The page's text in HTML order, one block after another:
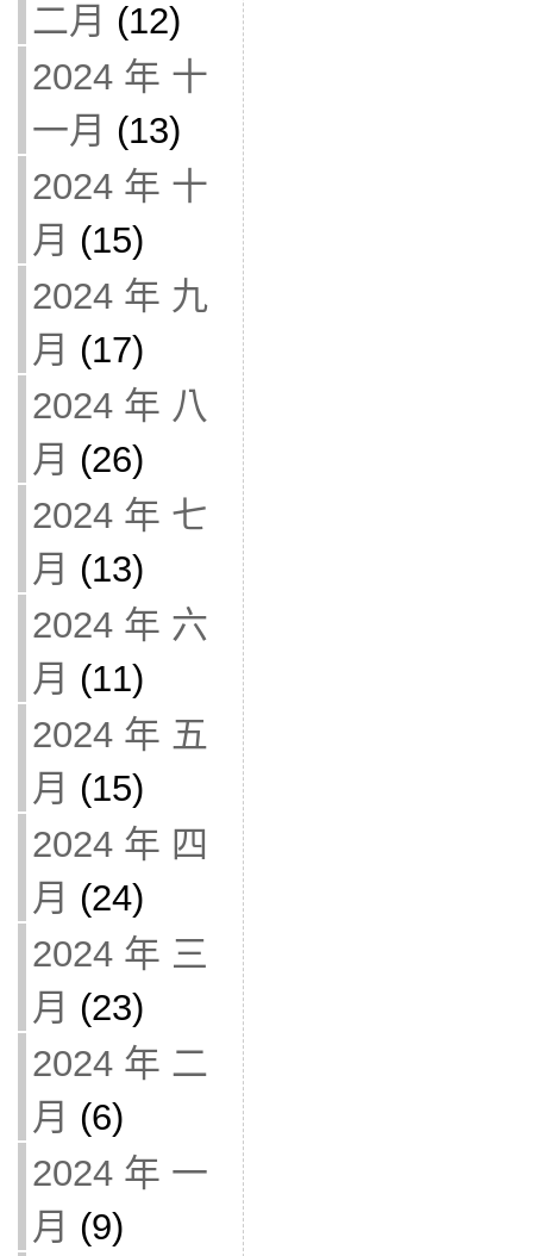
二月 (12)
2024 年 十
一月 (13)
2024 年 十
月 (15)
2024 年 九
月 (17)
2024 年 八
月 (26)
2024 年 七
月 (13)
2024 年 六
月 (11)
2024 年 五
月 (15)
2024 年 四
月 (24)
2024 年 三
月 (23)
2024 年 二
月 (6)
2024 年 一
月 (9)